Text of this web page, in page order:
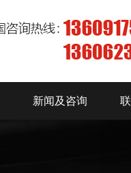
新闻及咨询